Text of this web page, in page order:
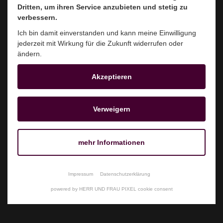
Tel. 05937/ 69-105
Dritten, um ihren Service anzubieten und stetig zu
verbessern.
Ich bin damit einverstanden und kann meine Einwilligung
jederzeit mit Wirkung für die Zukunft widerrufen oder
ändern.
Akzeptieren
Verweigern
mehr Informationen
Impressum Datenschutzerklärung
powered by HERR UND FRAU PIXEL cookie consent
Dritten, um ihren Service anzubieten und stetig zu
verbessern.
Ich bin damit einverstanden und kann meine Einwilligung
jederzeit mit Wirkung für die Zukunft widerrufen oder
ändern.
Akzeptieren
Verweigern
mehr Informationen
Impressum Datenschutzerklärung
powered by HERR UND FRAU PIXEL cookie consent